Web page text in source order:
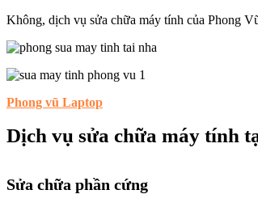
Không, dịch vụ sửa chữa máy tính của Phong
Phong vũ Laptop
Dịch vụ sửa chữa máy tính
Sửa chữa phần cứng